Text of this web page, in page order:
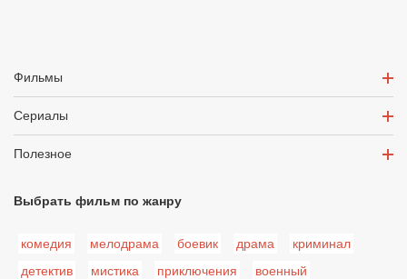
Фильмы
Сериалы
Полезное
Выбрать фильм по жанру
комедия мелодрама боевик драма
криминал
детектив
мистика приключения военный